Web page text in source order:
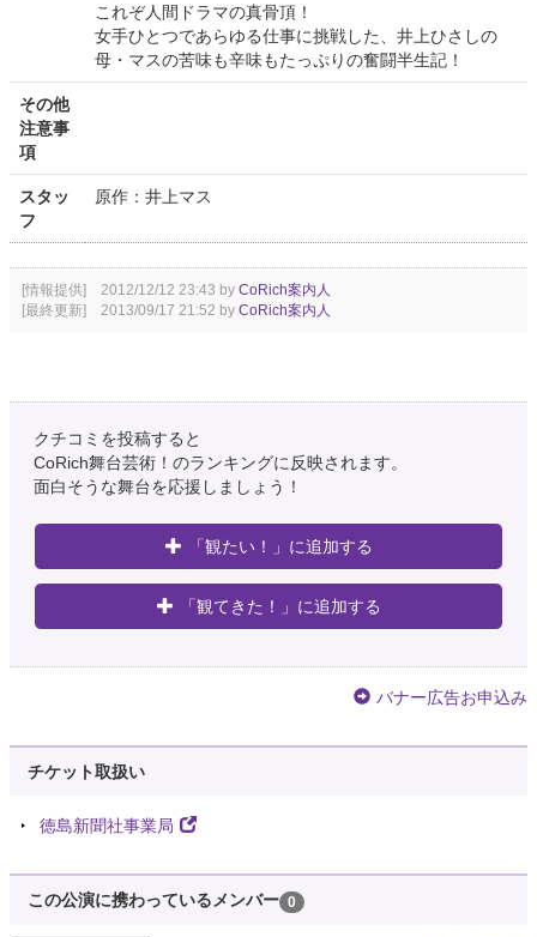
これぞ人間ドラマの真骨頂！
女手ひとつであらゆる仕事に挑戦した、井上ひさしの
母・マスの苦味も辛味もたっぷりの奮闘半生記！
その他
注意事
項
スタッ
フ
原作：井上マス
[情報提供] 2012/12/12 23:43 by CoRich案内人
[最終更新] 2013/09/17 21:52 by CoRich案内人
クチコミを投稿すると
CoRich舞台芸術！のランキングに反映されます。
面白そうな舞台を応援しましょう！
「観たい！」に追加する
「観てきた！」に追加する
バナー広告お申込み
チケット取扱い
徳島新聞社事業局
この公演に携わっているメンバー 0